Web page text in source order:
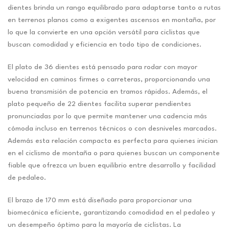
dientes brinda un rango equilibrado para adaptarse tanto a rutas
en terrenos planos como a exigentes ascensos en montaña, por
lo que la convierte en una opción versátil para ciclistas que
buscan comodidad y eficiencia en todo tipo de condiciones.
El plato de 36 dientes está pensado para rodar con mayor
velocidad en caminos firmes o carreteras, proporcionando una
buena transmisión de potencia en tramos rápidos. Además, el
plato pequeño de 22 dientes facilita superar pendientes
pronunciadas por lo que permite mantener una cadencia más
cómoda incluso en terrenos técnicos o con desniveles marcados.
Además esta relación compacta es perfecta para quienes inician
en el ciclismo de montaña o para quienes buscan un componente
fiable que ofrezca un buen equilibrio entre desarrollo y facilidad
de pedaleo.
El brazo de 170 mm está diseñado para proporcionar una
biomecánica eficiente, garantizando comodidad en el pedaleo y
un desempeño óptimo para la mayoría de ciclistas. La